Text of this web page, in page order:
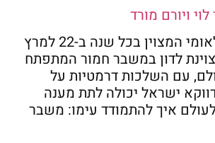
ויורם מורד
יום המים הבינלאומי המצוין בכל שנה ב-22 למרץ
לדון במשבר חמור המתפתח
עם השלכות דרמטיות על
ישראל יכולה לתת מענה
איך להתמודד עימו: משבר